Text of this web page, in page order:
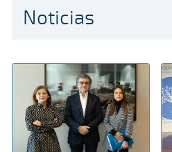
Noticias